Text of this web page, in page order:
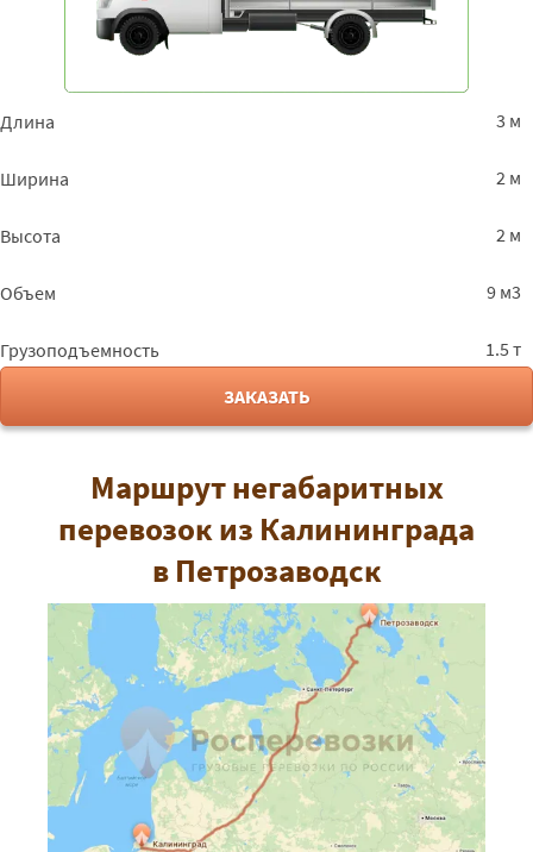
Длина 3 м
Ширина 2 м
Высота 2 м
Объем 9 м3
Грузоподъемность
1.5 т
ЗАКАЗАТЬ
Маршрут негабаритных
перевозок из Калининграда
в Петрозаводск